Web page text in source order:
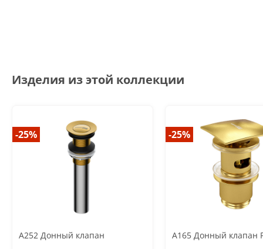
Изделия из этой коллекции
-25%
A252 Донный клапан
-25%
A165 Донный клапан